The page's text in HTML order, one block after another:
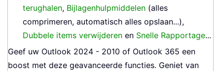
terughalen, Bijlagenhulpmiddelen (alles
comprimeren, automatisch alles opslaan...),
Dubbele items verwijderen en Snelle Rapportage...
Geef uw Outlook 2024 - 2010 of Outlook 365 een
boost met deze geavanceerde functies. Geniet van